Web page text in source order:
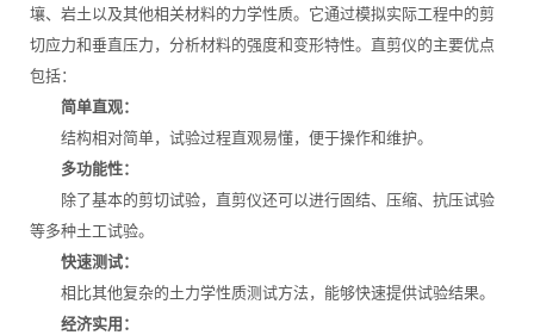
壤、岩土以及其他相关材料的力学性质。它通过模拟实际工程中的剪
切应力和垂直压力，分析材料的强度和变形特性。直剪仪的主要优点
包括：
简单直观：
结构相对简单，试验过程直观易懂，便于操作和维护。
多功能性：
除了基本的剪切试验，直剪仪还可以进行固结、压缩、抗压试验
等多种土工试验。
快速测试：
相比其他复杂的土力学性质测试方法，能够快速提供试验结果。
经济实用：